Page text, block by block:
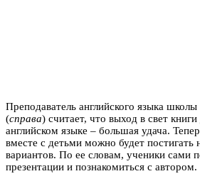
Преподаватель английского языка
(справа) считает, что выход в свет
английском языке – большая удача.
вместе с детьми можно будет постигать
вариантов. По ее словам, ученики сами
презентации и познакомиться с автором.